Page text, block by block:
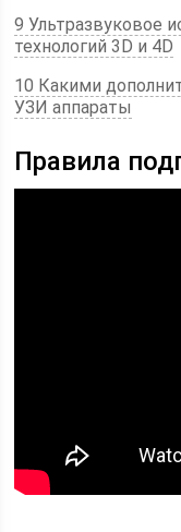
9 Ультразвуковое
технологий 3D и 4D
10 Какими
УЗИ аппараты
Правила